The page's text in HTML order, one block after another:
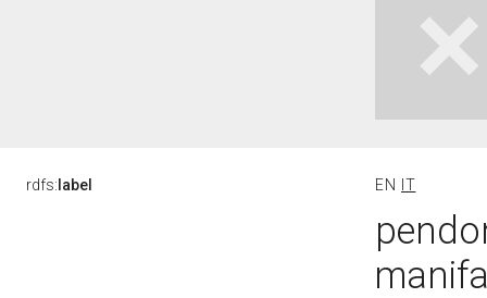
rdfs: label EN IT